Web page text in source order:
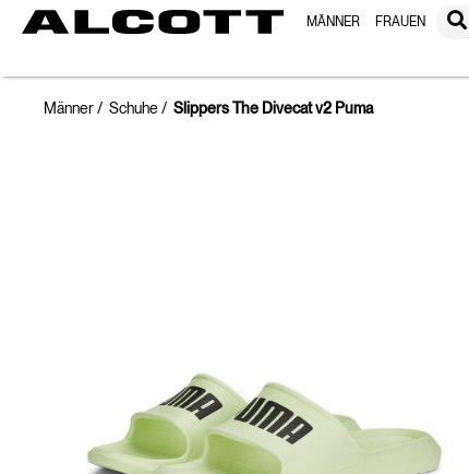
MÄNNER FRAUEN
Männer Schuhe Slippers The Divecat v2 Puma